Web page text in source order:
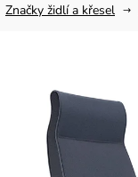
Značky židlí a křesel